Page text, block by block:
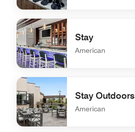
undefined Tree City Lounge
Stay
American
undefined Stay
Stay Outdoors
American